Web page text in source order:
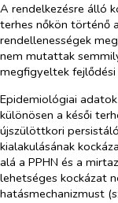
A rendelkezésre álló
terhes nőkön történő
rendellenességek
nem mutattak
megfigyeltek
Epidemiológiai
különösen a késői
újszülöttkori
kialakulásának
alá a PPHN és a
lehetséges kockázat
hatásmechanizmust